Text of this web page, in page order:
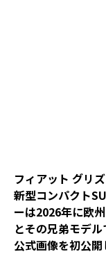
フィアット グリ
新型コンパクト
ーは2026年に欧
とその兄弟モデ
公式画像を初公開